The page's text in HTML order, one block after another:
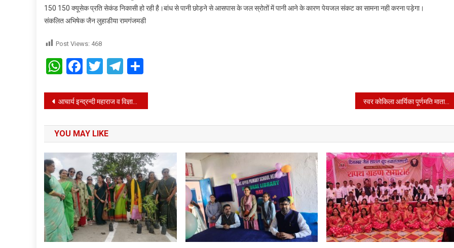
150 150 क्यूसेक प्रति सेकंड निकासी हो रही है।बांध से पानी छोड़ने से आसपास के जल स्रोतों में पानी आने के कारण पेयजल संकट का सामना नही करना पड़ेगा।
संकलित अभिषेक जैन लुहाडीया रामगंजमडी
Post Views: 468
WhatsApp
Facebook
TwitterTelegram
Post
navigation
आचार्य इन्द्रन्दी महाराज व विज्ञाश्री माताजी का हुआ महामिलन बच्चो में संस्कार जन्म के बाद माता पिता से प्राप्त होते है विज्ञाश्री स्वर कोकिला आर्यिका पूर्णमति माताजी के बढते कदम गंजबांसोदा की और
YOU MAY LIKE